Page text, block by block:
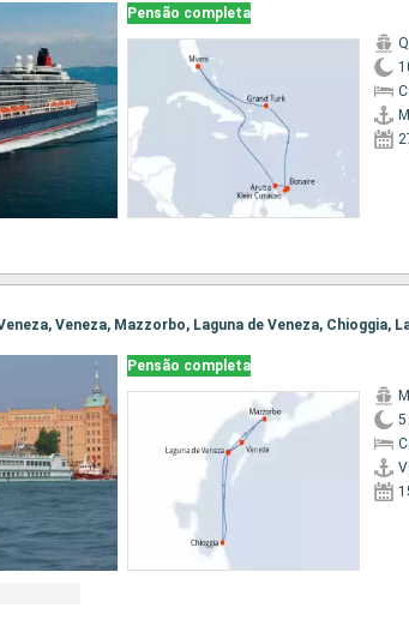
Pensão completa
Pensão completa
5